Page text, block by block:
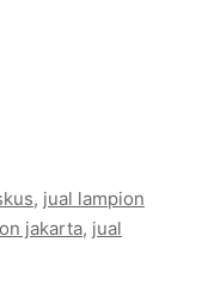
, jual lampion
jakarta, jual